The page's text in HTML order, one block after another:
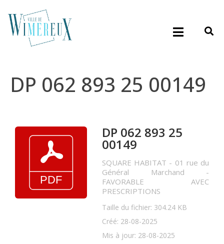
DP 062 893 25 00149
DP 062 893 25
00149
SQUARE HABITAT - 01 rue du
Général Marchand -
FAVORABLE AVEC
PRESCRIPTIONS
Taille du fichier: 304.24 KB
Créé: 28-08-2025
Mis à jour: 28-08-2025